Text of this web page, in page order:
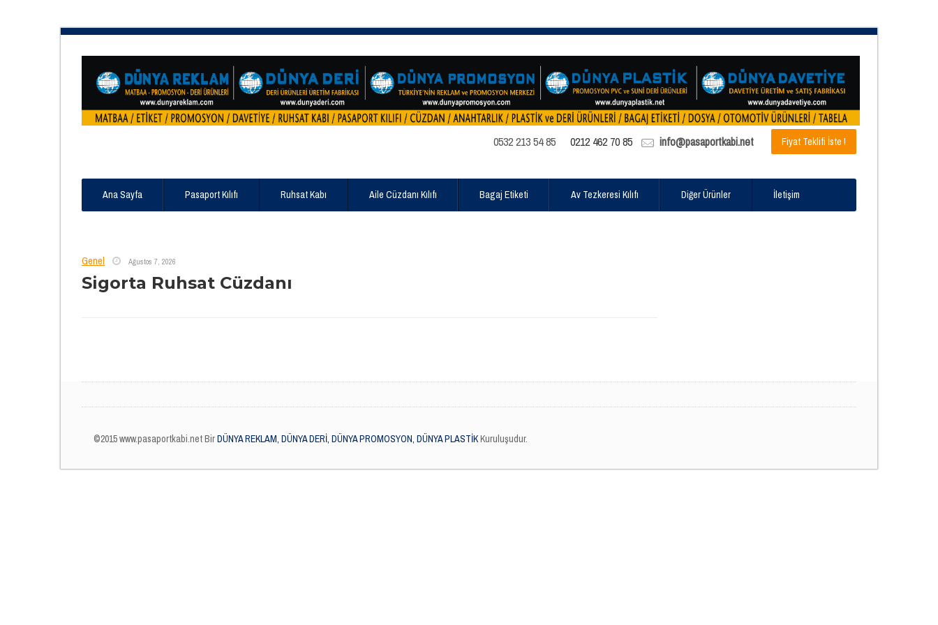
0532 213 54 85 0212 462 70 85 info@pasaportkabi.net Fiyat Teklifi İste !
Ana Sayfa Pasaport Kılıfı Ruhsat Kabı Aile Cüzdanı Kılıfı Bagaj Etiketi Av Tezkeresi Kılıfı Diğer Ürünler İletişim
Genel Ağustos 7, 2026
Sigorta Ruhsat Cüzdanı
©2015 www.pasaportkabi.net BirDÜNYA REKLAM, DÜNYA DERİ, DÜNYA PROMOSYON, DÜNYA PLASTİKKuruluşudur.